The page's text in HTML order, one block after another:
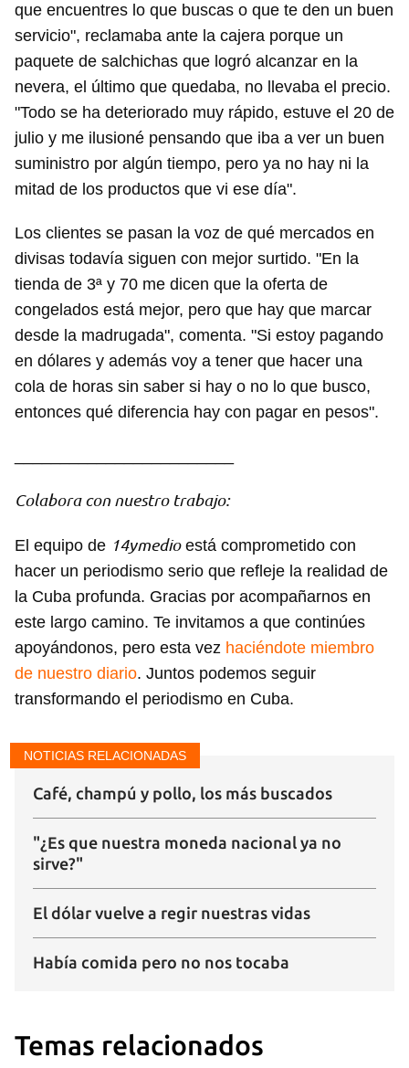
que encuentres lo que buscas o que te den un buen
servicio", reclamaba ante la cajera porque un
paquete de salchichas que logró alcanzar en la
nevera, el último que quedaba, no llevaba el precio.
"Todo se ha deteriorado muy rápido, estuve el 20 de
julio y me ilusioné pensando que iba a ver un buen
suministro por algún tiempo, pero ya no hay ni la
mitad de los productos que vi ese día".
Los clientes se pasan la voz de qué mercados en
divisas todavía siguen con mejor surtido. "En la
tienda de 3ª y 70 me dicen que la oferta de
congelados está mejor, pero que hay que marcar
desde la madrugada", comenta. "Si estoy pagando
en dólares y además voy a tener que hacer una
cola de horas sin saber si hay o no lo que busco,
entonces qué diferencia hay con pagar en pesos".
Colabora con nuestro trabajo:
El equipo de 14ymedioestá comprometido con
hacer un periodismo serio que refleje la realidad de
la Cuba profunda. Gracias por acompañarnos en
este largo camino. Te invitamos a que continúes
apoyándonos, pero esta vez haciéndote miembro
de nuestro diario. Juntos podemos seguir
transformando el periodismo en Cuba.
NOTICIAS RELACIONADAS
Café, champú y pollo, los más buscados
"¿Es que nuestra moneda nacional ya no
sirve?"
El dólar vuelve a regir nuestras vidas
Había comida pero no nos tocaba
Temas relacionados